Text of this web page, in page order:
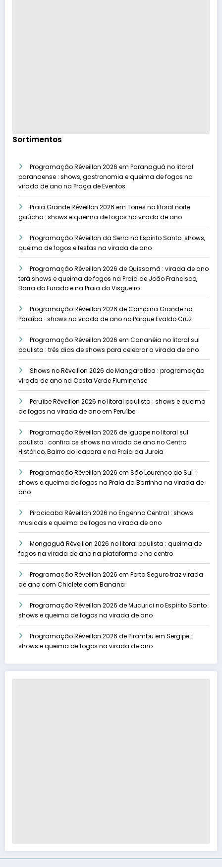
Sortimentos
Programação Réveillon 2026 em Paranaguá no litoral
paranaense : shows, gastronomia e queima de fogos na
virada de ano na Praça de Eventos
Praia Grande Réveillon 2026 em Torres no litoral norte
gaúcho : shows e queima de fogos na virada de ano
Programação Réveillon da Serra no Espírito Santo: shows,
queima de fogos e festas na virada de ano
Programação Réveillon 2026 de Quissamã : virada de ano
terá shows e queima de fogos na Praia de João Francisco,
Barra do Furado e na Praia do Visgueiro
Programação Réveillon 2026 de Campina Grande na
Paraíba : shows na virada de ano no Parque Evaldo Cruz
Programação Réveillon 2026 em Cananéia no litoral sul
paulista : três dias de shows para celebrar a virada de ano
Shows no Réveillon 2026 de Mangaratiba : programação
virada de ano na Costa Verde Fluminense
Peruíbe Réveillon 2026 no litoral paulista : shows e queima
de fogos na virada de ano em Peruíbe
Programação Réveillon 2026 de Iguape no litoral sul
paulista : confira os shows na virada de ano no Centro
Histórico, Bairro do Icapara e na Praia da Jureia
Programação Réveillon 2026 em São Lourenço do Sul :
shows e queima de fogos na Praia da Barrinha na virada de
ano
Piracicaba Réveillon 2026 no Engenho Central : shows
musicais e queima de fogos na virada de ano
Mongaguá Réveillon 2026 no litoral paulista : queima de
fogos na virada de ano na plataforma e no centro
Programação Réveillon 2026 em Porto Seguro traz virada
de ano com Chiclete com Banana
Programação Réveillon 2026 de Mucurici no Espírito Santo :
shows e queima de fogos na virada de ano
Programação Réveillon 2026 de Pirambu em Sergipe :
shows e queima de fogos na virada de ano